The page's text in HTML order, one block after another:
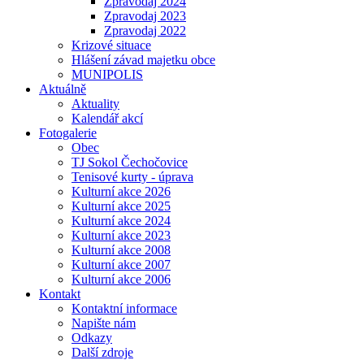
Zpravodaj 2023
Zpravodaj 2022
Krizové situace
Hlášení závad majetku obce
MUNIPOLIS
Aktuálně
Aktuality
Kalendář akcí
Fotogalerie
Obec
TJ Sokol Čechočovice
Tenisové kurty - úprava
Kulturní akce 2026
Kulturní akce 2025
Kulturní akce 2024
Kulturní akce 2023
Kulturní akce 2008
Kulturní akce 2007
Kulturní akce 2006
Kontakt
Kontaktní informace
Napište nám
Odkazy
Další zdroje